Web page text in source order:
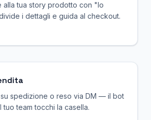
alla tua story prodotto con "lo
i dettagli e guida al checkout.
spedizione o reso via DM — il bot
team tocchi la casella.